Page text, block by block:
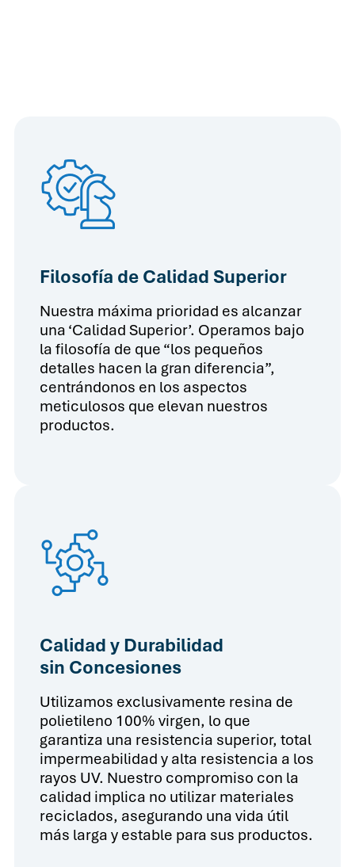
Filosofía de Calidad Superior
Nuestra máxima prioridad es alcanzar
una ‘Calidad Superior’. Operamos bajo
la filosofía de que “los pequeños
detalles hacen la gran diferencia”,
centrándonos en los aspectos
meticulosos que elevan nuestros
productos.
Calidad y Durabilidad
sin Concesiones
Utilizamos exclusivamente resina de
polietileno 100% virgen, lo que
garantiza una resistencia superior, total
impermeabilidad y alta resistencia a los
rayos UV. Nuestro compromiso con la
calidad implica no utilizar materiales
reciclados, asegurando una vida útil
más larga y estable para sus productos.